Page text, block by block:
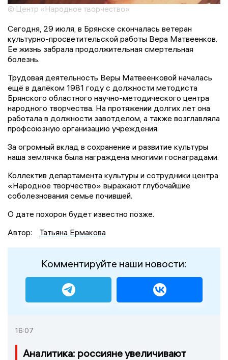
© Центр «Народное творчество»
Сегодня, 29 июля, в Брянске скончалась ветеран
культурно-просветительской работы Вера Матвеенков.
Ее жизнь забрала продолжительная смертельная
болезнь.
Трудовая деятельность Веры Матвеенковой началась
ещё в далёком 1981 году с должности методиста
Брянского областного научно-методического центра
народного творчества. На протяжении долгих лет она
работала в должности завотделом, а также возглавляла
профсоюзную организацию учреждения.
За огромный вклад в сохранение и развитие культуры
наша землячка была награждена многими госнаградами.
Коллектив департамента культуры и сотрудники центра
«Народное творчество» выражают глубочайшие
соболезнования семье почившей.
О дате похорон будет известно позже.
Автор:
Татьяна Ермакова
Комментируйте наши новости:
16:07
Аналитика: россияне увеличивают